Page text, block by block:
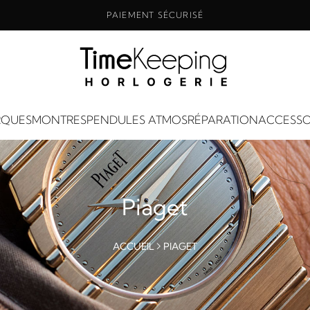
PAIEMENT SÉCURISÉ
MONTRESPENDULES ATMOSRÉPARATION
Piaget
ACCUEIL PIAGET